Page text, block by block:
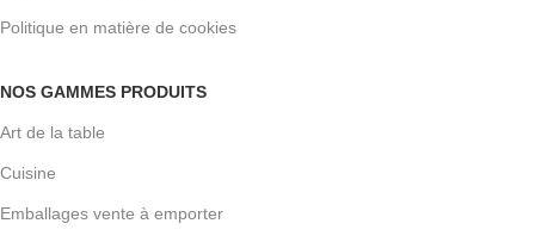
Politique en matière de cookies
NOS GAMMES PRODUITS
Art de la table
Cuisine
Emballages vente à emporter